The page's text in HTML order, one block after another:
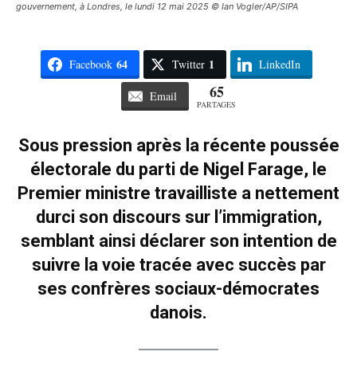
gouvernement, à Londres, le lundi 12 mai 2025 © Ian Vogler/AP/SIPA
Facebook 64 Twitter 1 LinkedIn
Email 65
PARTAGES
Sous pression après la récente poussée
électorale du parti de Nigel Farage, le
Premier ministre travailliste a nettement
durci son discours sur l’immigration,
semblant ainsi déclarer son intention de
suivre la voie tracée avec succès par
ses confrères sociaux-démocrates
danois.